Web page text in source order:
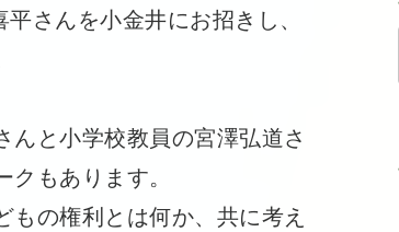
さんを小金井にお招きし、
と小学校教員の宮澤弘道さ
もあります。
の権利とは何か、共に考え